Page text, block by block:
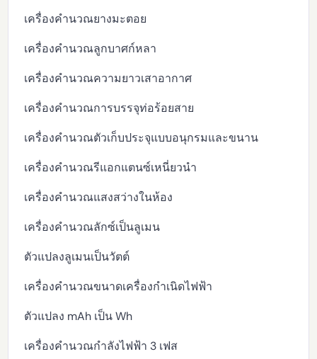
เครื่องคำนวณยางมะตอย
เครื่องคำนวณลูกบาศก์หลา
เครื่องคำนวณความยาวเสาอากาศ
เครื่องคำนวณการบรรจุท่อร้อยสาย
เครื่องคำนวณตัวเก็บประจุแบบอนุกรมและขนาน
เครื่องคำนวณรีแอกแตนซ์เหนี่ยวนำ
เครื่องคำนวณแสงสว่างในห้อง
เครื่องคำนวณลักซ์เป็นลูเมน
ตัวแปลงลูเมนเป็นวัตต์
เครื่องคำนวณขนาดเครื่องกำเนิดไฟฟ้า
ตัวแปลง mAh เป็น Wh
เครื่องคำนวณกำลังไฟฟ้า 3 เฟส